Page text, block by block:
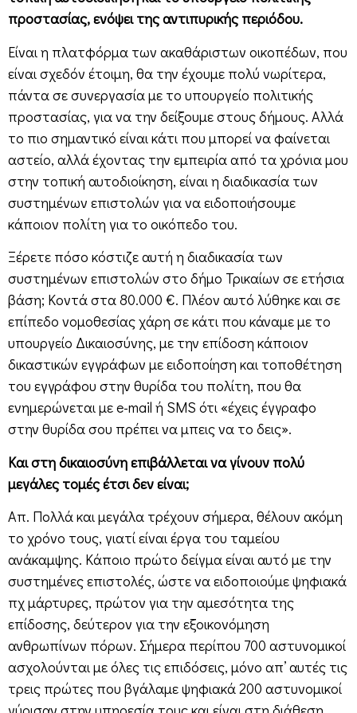
προστασίας, ενόψει της αντιπυρικής περιόδου.
Είναι η πλατφόρμα των ακαθάριστων οικοπέδων, που
είναι σχεδόν έτοιμη, θα την έχουμε πολύ νωρίτερα,
πάντα σε συνεργασία με το υπουργείο πολιτικής
προστασίας, για να την δείξουμε στους δήμους. Αλλά
το πιο σημαντικό είναι κάτι που μπορεί να φαίνεται
αστείο, αλλά έχοντας την εμπειρία από τα χρόνια μου
στην τοπική αυτοδιοίκηση, είναι η διαδικασία των
συστημένων επιστολών για να ειδοποιήσουμε
κάποιον πολίτη για το οικόπεδο του.
Ξέρετε πόσο κόστιζε αυτή η διαδικασία των
συστημένων επιστολών στο δήμο Τρικαίων σε ετήσια
βάση; Κοντά στα 80.000 €. Πλέον αυτό λύθηκε και σε
επίπεδο νομοθεσίας χάρη σε κάτι που κάναμε με το
υπουργείο Δικαιοσύνης, με την επίδοση κάποιον
δικαστικών εγγράφων με ειδοποίηση και τοποθέτηση
του εγγράφου στην θυρίδα του πολίτη, που θα
ενημερώνεται με e-mail ή SMS ότι «έχεις έγγραφο
στην θυρίδα σου πρέπει να μπεις να το δεις».
Και στη δικαιοσύνη επιβάλλεται να γίνουν πολύ
μεγάλες τομές έτσι δεν είναι;
Απ. Πολλά και μεγάλα τρέχουν σήμερα, θέλουν ακόμη
το χρόνο τους, γιατί είναι έργα του ταμείου
ανάκαμψης. Κάποιο πρώτο δείγμα είναι αυτό με την
συστημένες επιστολές, ώστε να ειδοποιούμε ψηφιακά
πχ μάρτυρες, πρώτον για την αμεσότητα της
επίδοσης, δεύτερον για την εξοικονόμηση
ανθρωπίνων πόρων. Σήμερα περίπου 700 αστυνομικοί
ασχολούνται με όλες τις επιδόσεις, μόνο απ’ αυτές τις
τρεις πρώτες που βγάλαμε ψηφιακά 200 αστυνομικοί